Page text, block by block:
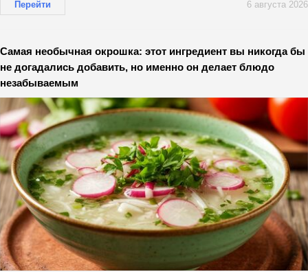
Перейти 6 августа 2026
Самая необычная окрошка: этот ингредиент вы никогда бы
не догадались добавить, но именно он делает блюдо
незабываемым